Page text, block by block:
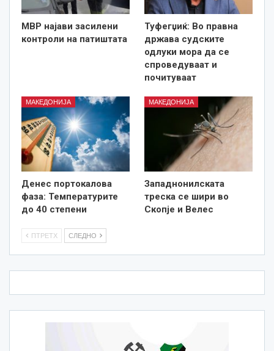
МВР најави засилени
контроли на патиштата
Туфегџиќ: Во правна
држава судските
одлуки мора да се
спроведуваат и
почитуваат
МАКЕДОНИЈА
Денес портокалова
фаза: Температурите
до 40 степени
МАКЕДОНИЈА
Западнонилската
треска се шири во
Скопје и Велес
ПТРЕТХ СЛЕДНО